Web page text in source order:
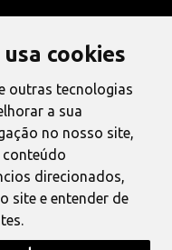
cookies
outras tecnologias
a sua
no nosso site,
direcionados,
site e entender de